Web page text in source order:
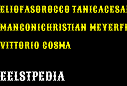
ELIOFASOROCCO TANICA
MANGONICHRISTIAN MEYER
VITTORIO COSMA
EELSTPEDIA